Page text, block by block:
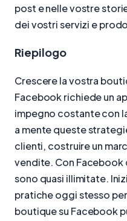
post e nelle vostre
dei vostri servizi e
Riepilogo
Crescere la vostra
Facebook richiede un
impegno costante con
a mente queste
clienti, costruire un
vendite. Con Facebook
sono quasi illimitate.
pratiche oggi stesso
boutique su Facebook